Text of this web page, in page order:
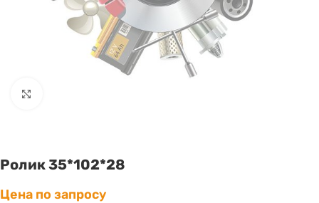
Ролик 35*102*28
Цена по запросу